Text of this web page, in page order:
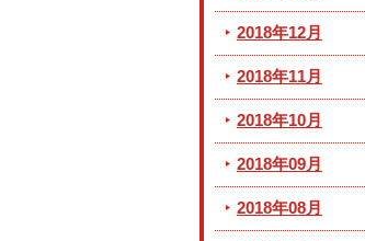
2018年12月
2018年11月
2018年10月
2018年09月
2018年08月